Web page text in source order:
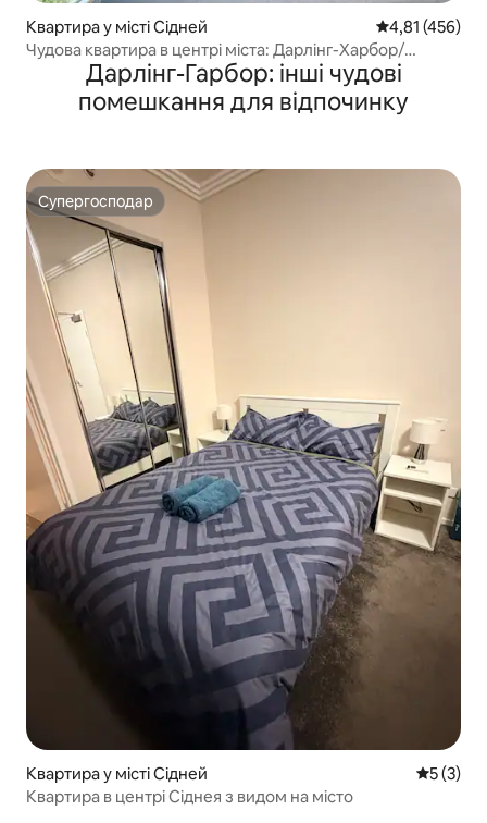
Квартира у місті Сідней Середня
4,81 (456)
Чудова квартира в центрі міста: Дарлінг-Харбор/
Квінслендський вокзал
Дарлінг-Гарбор: інші чудові
помешкання для відпочинку
Супергосподар
Супергосподар
Квартира у місті Сідней Середня
5 (3)
Квартира в центрі Сіднея з видом на місто